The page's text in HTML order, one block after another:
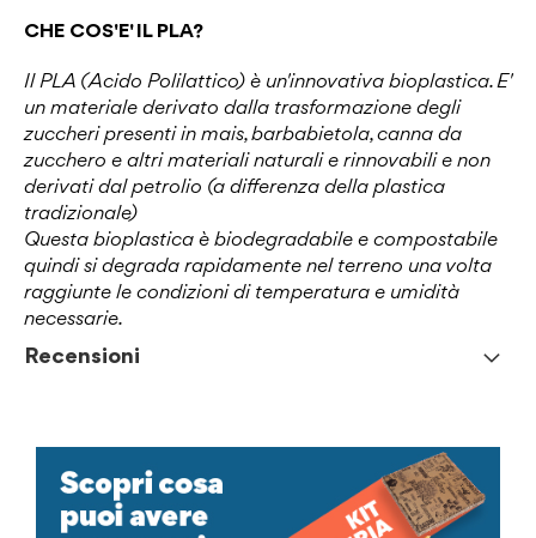
CHE COS'E' IL PLA?
Il PLA (Acido Polilattico) è un'innovativa bioplastica. E'
un materiale derivato dalla trasformazione degli
zuccheri presenti in mais, barbabietola, canna da
zucchero e altri materiali naturali e rinnovabili e non
derivati dal petrolio (a differenza della plastica
tradizionale)
Questa bioplastica è biodegradabile e compostabile
quindi si degrada rapidamente nel terreno una volta
raggiunte le condizioni di temperatura e umidità
necessarie.
Recensioni